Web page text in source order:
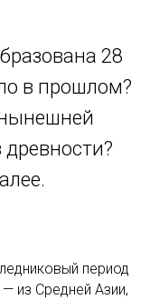
28
в прошлом?
период
из Средней Азии,